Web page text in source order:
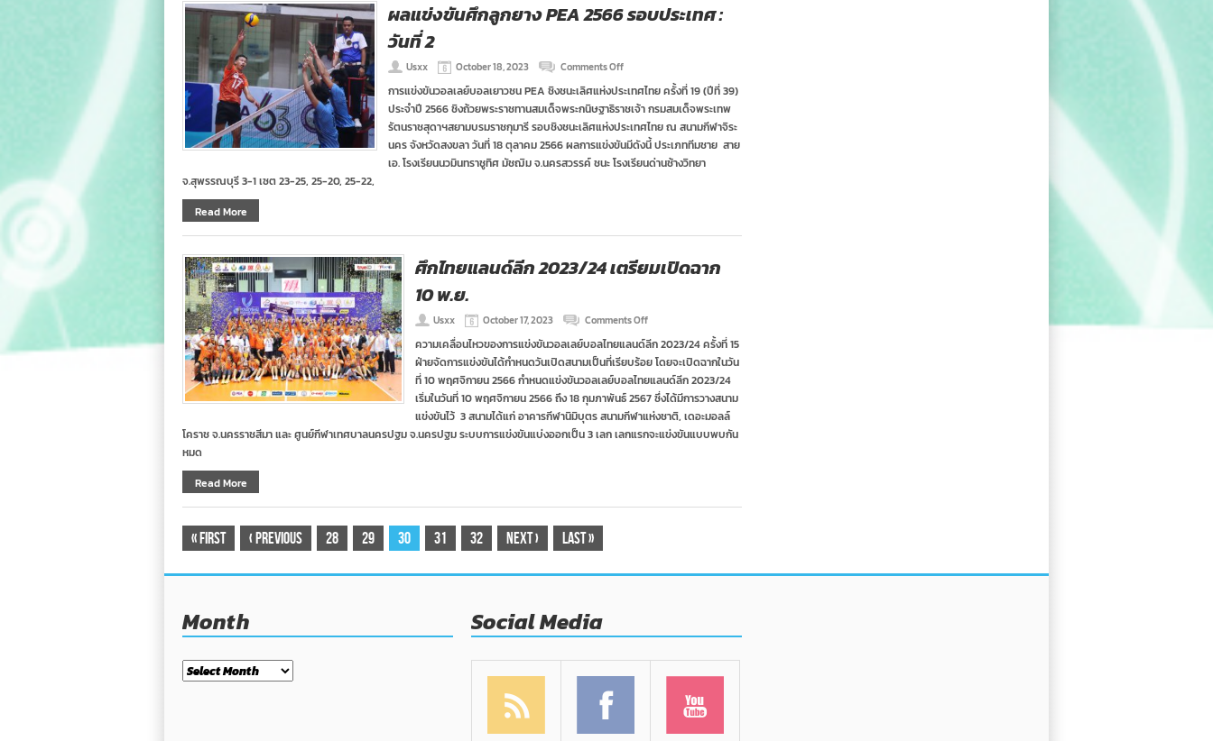
วิทยุ
กา
รบินฯ
นิ
รุ่น
อายุ
ไม่
เกิน
ปี
ที่
ชิง
เลิศ
แห่ง
ประเทศไทย
ประจำ
ปี
2566
ชิง
ถ้วย
พระราชทาน
สมเด็จ
พระ
สมเด็จ
รัตน
ผลแข่งขันศึกลูกยาง PEA 2566 รอบประเทศ :
วันที่ 2
Usxx October 18, 2023 Comments Offon
แข่งขัน
ศึก
ลูก
ยาง
PEA
2566
ที่
การแข่งขันวอลเลย์บอลเยาวชน PEA ชิงชนะเลิศแห่งประเทศไทย ครั้งที่ 19 (ปีที่ 39)
ประจำปี 2566 ชิงถ้วยพระราชทานสมเด็จพระกนิษฐาธิราชเจ้า กรมสมเด็จพระเทพ
รัตนราชสุดาฯสยามบรมราชกุมารี รอบชิงชนะเลิศแห่งประเทศไทย ณ สนามกีฬาจิระ
นคร จังหวัดสงขลา วันที่ 18 ตุลาคม 2566 ผลการแข่งขันมีดังนี้ ประเภททีมชาย สาย
เอ. โรงเรียนนวมินทราชูทิศ มัชฌิม จ.นครสวรรค์ ชนะ โรงเรียนด่านช้างวิทยา
จ.สุพรรณบุรี 3-1 เซต 23-25, 25-20, 25-22,
Read More
ศึกไทยแลนด์ลีก 2023/24 เตรียมเปิดฉาก
10 พ.ย.
Usxx October 17, 2023 Comments Offon
ไทย
แลนด์
ลีก
2023/24
เตรียม
เปิด
ฉาก
ความเคลื่อนไหวของการแข่งขันวอลเลย์บอลไทยแลนด์ลีก 2023/24 ครั้งที่ 15
ฝ่ายจัดการแข่งขันได้กำหนดวันเปิดสนามเป็นที่เรียบร้อย โดยจะเปิดฉากในวัน
ที่ 10 พฤศจิกายน 2566 กำหนดแข่งขันวอลเลย์บอลไทยแลนด์ลีก 2023/24
เริ่มในวันที่ 10 พฤศจิกายน 2566 ถึง 18 กุมภาพันธ์ 2567 ซึ่งได้มีการวางสนาม
แข่งขันไว้ 3 สนามได้แก่ อาคารกีฬานิมิบุตร สนามกีฬาแห่งชาติ, เดอะมอลล์
โคราช จ.นครราชสีมา และ ศูนย์กีฬาเทศบาลนครปฐม จ.นครปฐม ระบบการแข่งขันแบ่งออกเป็น 3 เลก เลกแรกจะแข่งขันแบบพบกัน
หมด
Read More
« First ‹ Previous 28 29 30 31 32 Next› Last»
Month
Month
Social Media